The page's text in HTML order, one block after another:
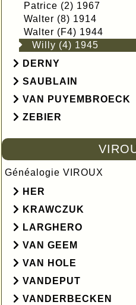
Patrice (2) 1967
Walter (8) 1914
Walter (F4) 1944
Willy (4) 1945
DERNY
SAUBLAIN
VAN PUYEMBROECK
ZEBIER
Généalogie VIROUX
HER
KRAWCZUK
LARGHERO
VAN GEEM
VAN HOLE
VANDEPUT
VANDERBECKEN